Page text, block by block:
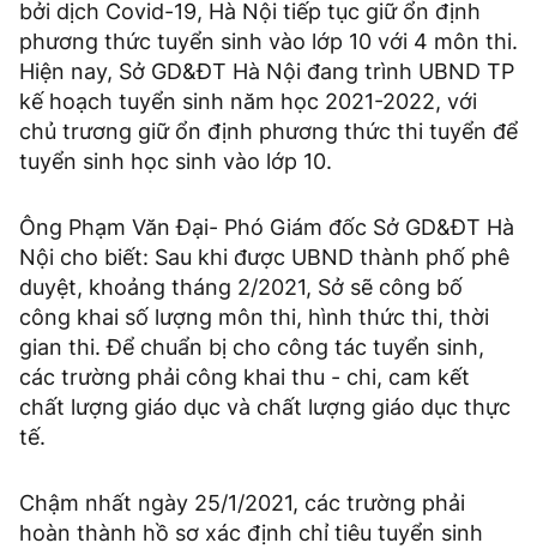
bởi dịch Covid-19, Hà Nội tiếp tục giữ ổn định
phương thức tuyển sinh vào lớp 10 với 4 môn thi.
Hiện nay, Sở GD&ĐT Hà Nội đang trình UBND TP
kế hoạch tuyển sinh năm học 2021-2022, với
chủ trương giữ ổn định phương thức thi tuyển để
tuyển sinh học sinh vào lớp 10.
Ông Phạm Văn Đại- Phó Giám đốc Sở GD&ĐT Hà
Nội cho biết: Sau khi được UBND thành phố phê
duyệt, khoảng tháng 2/2021, Sở sẽ công bố
công khai số lượng môn thi, hình thức thi, thời
gian thi. Để chuẩn bị cho công tác tuyển sinh,
các trường phải công khai thu - chi, cam kết
chất lượng giáo dục và chất lượng giáo dục thực
tế.
Chậm nhất ngày 25/1/2021, các trường phải
hoàn thành hồ sơ xác định chỉ tiêu tuyển sinh